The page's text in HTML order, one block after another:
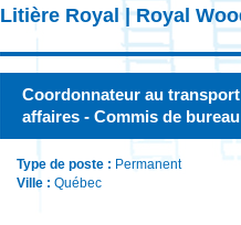
Litière Royal | Royal
Coordonnateur au
affaires - Commis de bureau
Type de poste : Permanent
Ville : Québec